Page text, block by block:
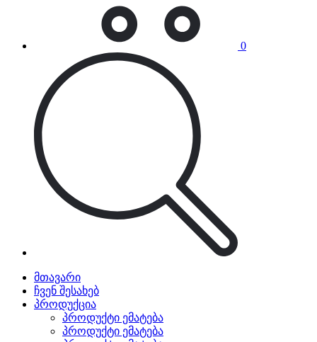
0
მთავარი
ჩვენ შესახებ
პროდუქცია
პროდუქტი ემატება
პროდუქტი ემატება